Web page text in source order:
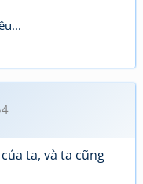
ta, và ta cũng